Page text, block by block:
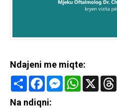
Ndajeni me miqte:
Share FacebookMessenger
WhatsApp
X
Na ndiqni: